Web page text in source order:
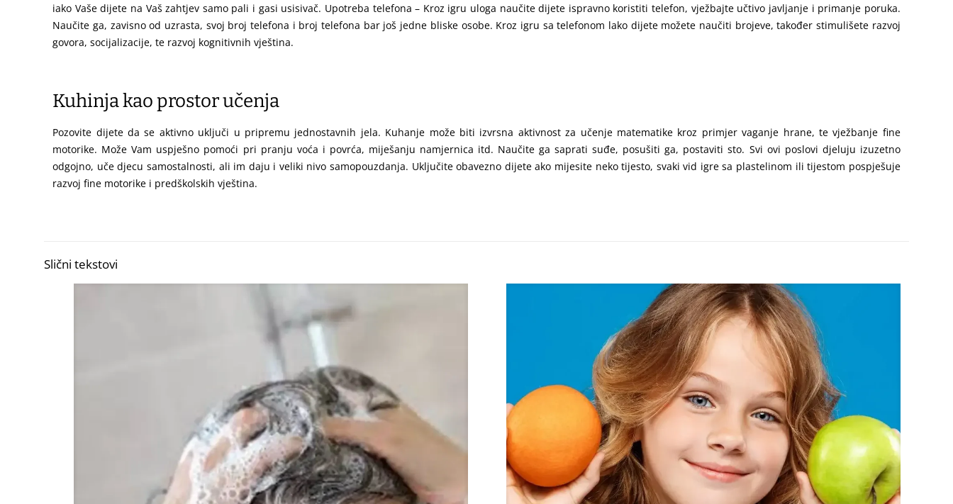
iako Vaše dijete na Vaš zahtjev samo pali i gasi usisivač. Upotreba telefona – Kroz igru uloga naučite dijete ispravno koristiti telefon, vježbajte učtivo javljanje i primanje poruka.
Naučite ga, zavisno od uzrasta, svoj broj telefona i broj telefona bar još jedne bliske osobe. Kroz igru sa telefonom lako dijete možete naučiti brojeve, također stimulišete razvoj
govora, socijalizacije, te razvoj kognitivnih vještina.
Kuhinja kao prostor učenja
Pozovite dijete da se aktivno uključi u pripremu jednostavnih jela. Kuhanje može biti izvrsna aktivnost za učenje matematike kroz primjer vaganje hrane, te vježbanje fine
motorike. Može Vam uspješno pomoći pri pranju voća i povrća, miješanju namjernica itd. Naučite ga saprati suđe, posušiti ga, postaviti sto. Svi ovi poslovi djeluju izuzetno
odgojno, uče djecu samostalnosti, ali im daju i veliki nivo samopouzdanja. Uključite obavezno dijete ako mijesite neko tijesto, svaki vid igre sa plastelinom ili tijestom pospješuje
razvoj fine motorike i predškolskih vještina.
Slični tekstovi